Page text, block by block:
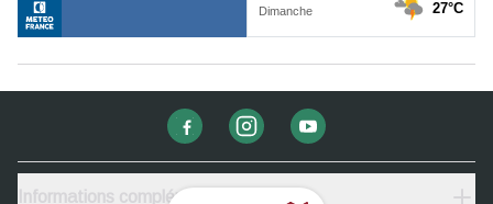
Informations complémentaires